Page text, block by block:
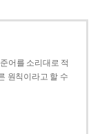
어를 소리대로 적
원칙이라고 할 수